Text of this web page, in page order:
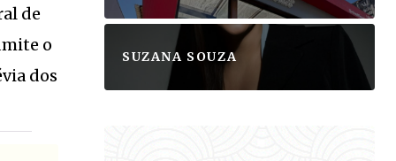
de
o
dos
SUZANA SOUZA